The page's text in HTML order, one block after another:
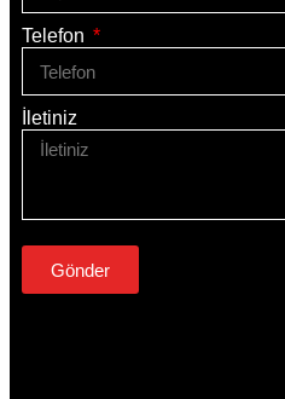
Telefon
İletiniz
Gönder